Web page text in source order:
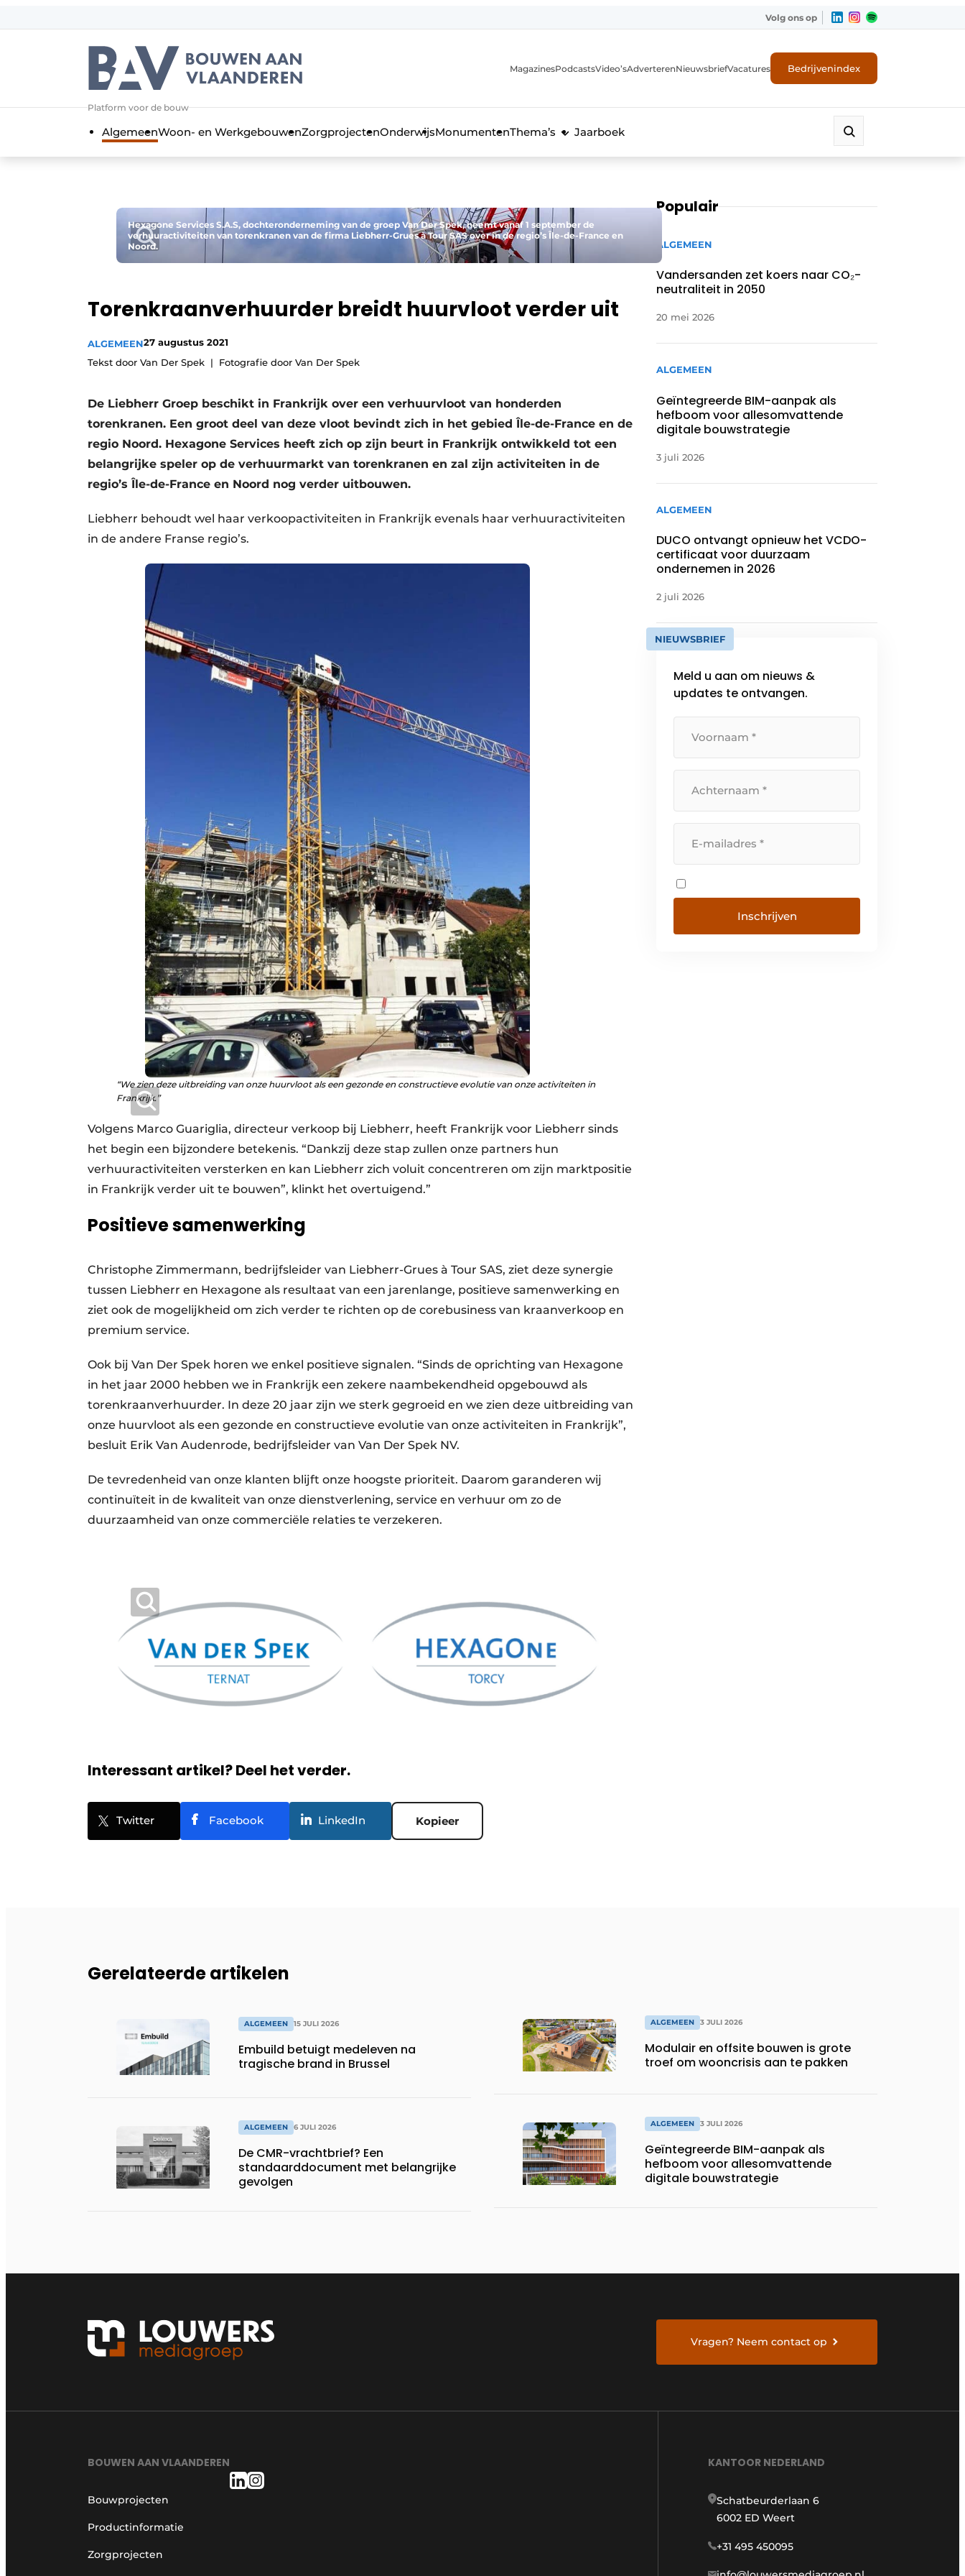
Aanmelden
Algemene voorwaarden
Bedrijven
Contact
Meest gelezen
Nieuwsbrief
Privacy / Cookie statement
Vacature aanmelden
Vacatures
Aanmelden
Bedrijven
Contact
Volg ons op
Platform voor de bouw
MagazinesPodcastsVideo’sAdverterenNieuwsbriefVacatures Bedrijvenindex
AlgemeenWoon- en WerkgebouwenZorgprojectenOnderwijsMonumentenThema’s Jaarboek
Hexagone Services S.A.S, dochteronderneming van de groep Van Der Spek, neemt vanaf 1 september de
verhuuractiviteiten van torenkranen van de firma Liebherr-Grues à Tour SAS over in de regio’s Île-de-France en
Noord.
Torenkraanverhuurder breidt huurvloot verder uit
ALGEMEEN27 augustus 2021
Tekst door Van Der Spek
Fotografie door Van Der Spek
De Liebherr Groep beschikt in Frankrijk over een verhuurvloot van honderden
torenkranen. Een groot deel van deze vloot bevindt zich in het gebied Île-de-France en de
regio Noord. Hexagone Services heeft zich op zijn beurt in Frankrijk ontwikkeld tot een
belangrijke speler op de verhuurmarkt van torenkranen en zal zijn activiteiten in de
regio’s Île-de-France en Noord nog verder uitbouwen.
Liebherr behoudt wel haar verkoopactiviteiten in Frankrijk evenals haar verhuuractiviteiten
in de andere Franse regio’s.
“We zien deze uitbreiding van onze huurvloot als een gezonde en constructieve evolutie van onze activiteiten in
Frankrijk.”
Volgens Marco Guariglia, directeur verkoop bij Liebherr, heeft Frankrijk voor Liebherr sinds
het begin een bijzondere betekenis. “Dankzij deze stap zullen onze partners hun
verhuuractiviteiten versterken en kan Liebherr zich voluit concentreren om zijn marktpositie
in Frankrijk verder uit te bouwen”, klinkt het overtuigend.”
Positieve samenwerking
Christophe Zimmermann, bedrijfsleider van Liebherr-Grues à Tour SAS, ziet deze synergie
tussen Liebherr en Hexagone als resultaat van een jarenlange, positieve samenwerking en
ziet ook de mogelijkheid om zich verder te richten op de corebusiness van kraanverkoop en
premium service.
Ook bij Van Der Spek horen we enkel positieve signalen. “Sinds de oprichting van Hexagone
in het jaar 2000 hebben we in Frankrijk een zekere naambekendheid opgebouwd als
torenkraanverhuurder. In deze 20 jaar zijn we sterk gegroeid en we zien deze uitbreiding van
onze huurvloot als een gezonde en constructieve evolutie van onze activiteiten in Frankrijk”,
besluit Erik Van Audenrode, bedrijfsleider van Van Der Spek NV.
De tevredenheid van onze klanten blijft onze hoogste prioriteit. Daarom garanderen wij
continuïteit in de kwaliteit van onze dienstverlening, service en verhuur om zo de
duurzaamheid van onze commerciële relaties te verzekeren.
Interessant artikel? Deel het verder.
Twitter Facebook LinkedIn Kopieer
Populair
ALGEMEEN
Vandersanden zet koers naar CO₂-
neutraliteit in 2050
20 mei 2026
ALGEMEEN
Geïntegreerde BIM-aanpak als
hefboom voor allesomvattende
digitale bouwstrategie
3 juli 2026
ALGEMEEN
DUCO ontvangt opnieuw het VCDO-
certificaat voor duurzaam
ondernemen in 2026
2 juli 2026
NIEUWSBRIEF
Meld u aan om nieuws &
updates te ontvangen.
Gerelateerde artikelen
ALGEMEEN 15 JULI 2026
Embuild betuigt medeleven na
tragische brand in Brussel
ALGEMEEN 6 JULI 2026
De CMR-vrachtbrief? Een
standaarddocument met belangrijke
gevolgen
ALGEMEEN 3 JULI 2026
Modulair en offsite bouwen is grote
troef om wooncrisis aan te pakken
ALGEMEEN 3 JULI 2026
Geïntegreerde BIM-aanpak als
hefboom voor allesomvattende
digitale bouwstrategie
Vragen? Neem contact op
BOUWEN AAN VLAANDEREN
Bouwprojecten
Productinformatie
Zorgprojecten
KANTOOR NEDERLAND
Schatbeurderlaan 6
6002 ED Weert
+31 495 450095